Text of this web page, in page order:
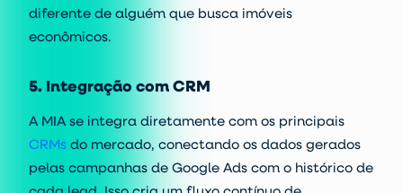
diferente de alguém que busca imóveis
econômicos.
5. Integração com CRM
A MIA se integra diretamente com os principais
CRMs do mercado, conectando os dados gerados
pelas campanhas de Google Ads com o histórico de